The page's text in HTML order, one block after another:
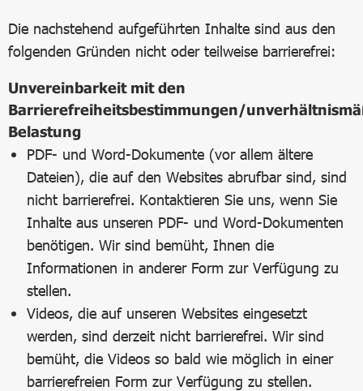
Die nachstehend aufgeführten Inhalte sind aus den
folgenden Gründen nicht oder teilweise barrierefrei:
Unvereinbarkeit mit den
Barrierefreiheitsbestimmungen/
Belastung
PDF- und Word-Dokumente (vor allem ältere
Dateien), die auf den Websites abrufbar sind, sind
nicht barrierefrei. Kontaktieren Sie uns, wenn Sie
Inhalte aus unseren PDF- und Word-Dokumenten
benötigen. Wir sind bemüht, Ihnen die
Informationen in anderer Form zur Verfügung zu
stellen.
Videos, die auf unseren Websites eingesetzt
werden, sind derzeit nicht barrierefrei. Wir sind
bemüht, die Videos so bald wie möglich in einer
barrierefreien Form zur Verfügung zu stellen.